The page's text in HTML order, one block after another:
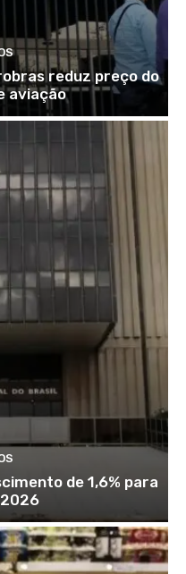
reduz preço do
aviação
de 1,6% para
2026